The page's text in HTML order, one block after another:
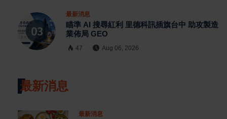
最新消息
瞄準 AI 搜尋紅利 里德科訊插旗台中 助攻製造
業佈局 GEO
47 Aug 06, 2026
最新消息
最新消息